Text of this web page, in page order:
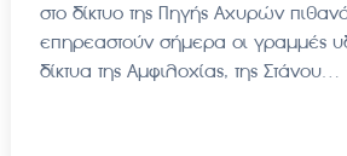
στο δίκτυο της Πηγής Αχυρών
επηρεαστούν σήμερα οι γραμμές
δίκτυα της Αμφιλοχίας, της Στάνου…